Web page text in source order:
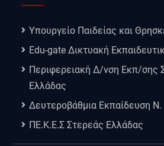
Υπουργείο Παιδείας και
Edu-gate Δικτυακή
Περιφερειακή Δ/νση Εκπ/σης
Ελλάδας
Δευτεροβάθμια Εκπαίδευση Ν.
ΠΕ.Κ.Ε.Σ Στερεάς Ελλάδας